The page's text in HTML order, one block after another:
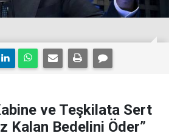
ve Teşkilata Sert
Kalan Bedelini Öder”